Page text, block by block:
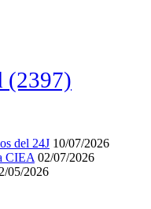
(2397)
del 24J 10/07/2026
CIEA 02/07/2026
05/2026